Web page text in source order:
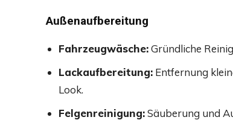
Außenaufbereitung
Fahrzeugwäsche:Gründliche
Lackaufbereitung: Entfernung
Look.
Felgenreinigung:Säuberung und